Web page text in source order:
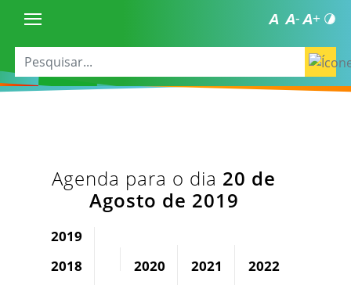
Agenda para o dia 20 de
Agosto de 2019
2019
2018
2020 2021 2022